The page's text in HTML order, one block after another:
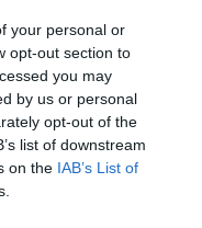
your personal or
opt-out section to
you may
by us or personal
opt-out of the
list of downstream
on the IAB’s List of